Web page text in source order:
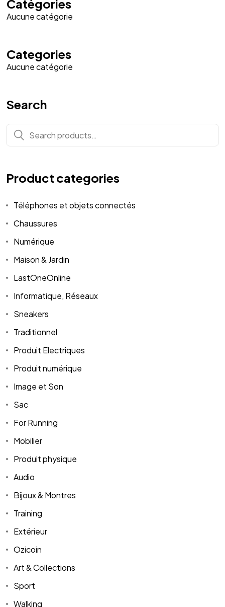
Catégories
Aucune catégorie
Categories
Aucune catégorie
Search
Search
for:
Product categories
Téléphones et objets connectés
Chaussures
Numérique
Maison & Jardin
LastOneOnline
Informatique, Réseaux
Sneakers
Traditionnel
Produit Electriques
Produit numérique
Image et Son
Sac
For Running
Mobilier
Produit physique
Audio
Bijoux & Montres
Training
Extérieur
Ozicoin
Art & Collections
Sport
Walking